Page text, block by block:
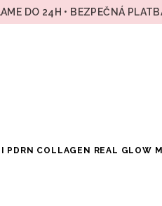
DO 24H • BEZPEČNÁ
PDRN COLLAGEN REAL GLOW